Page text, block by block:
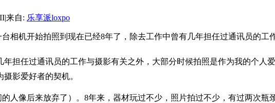
|来自: 乐享派loxpo
相机开始拍照到现在已经8年了，除去工作中曾有几年担任过通讯员的
担任过通讯员的工作与摄影有关之外，大部分时候拍照是作为我的个人
影爱好者的契机。
人像后来放弃了）。8年来，器材玩过不少，照片拍过不少，有过两次瓶